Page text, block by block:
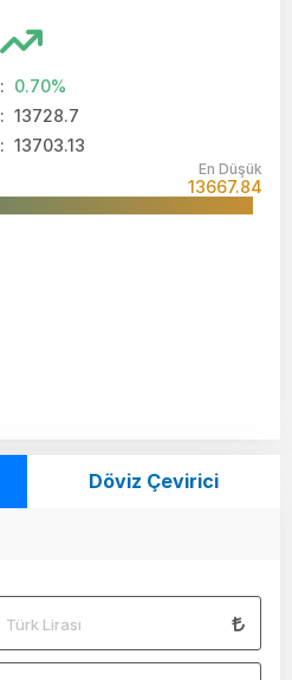
: 0.70%
: 13728.7
: 13703.13
En Düşük
13667.84
Döviz Çevirici
Türk Lirası